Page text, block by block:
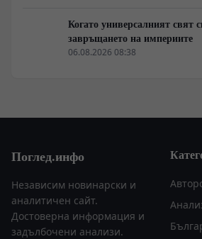
Когато универсалният свят
завръщането на империите
06.08.2026 08:38
Поглед.инфо
Независим новинарски и
аналитичен сайт.
Достоверна информация и
задълбочени анализи.